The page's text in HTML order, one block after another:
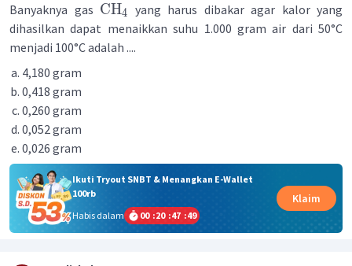
Banyaknya gas CH4
yang harus dibakar agar kalor yang
dihasilkan dapat menaikkan suhu 1.000 gram air dari 50°C
menjadi 100°C adalah ....
4,180 gram
0,418 gram
0,260 gram
0,052 gram
0,026 gram
Ikuti Tryout SNBT & Menangkan E-Wallet
100rb
Habis dalam
00 :20 :47 :49
Klaim